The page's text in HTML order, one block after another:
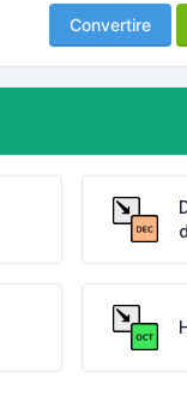
Convertire